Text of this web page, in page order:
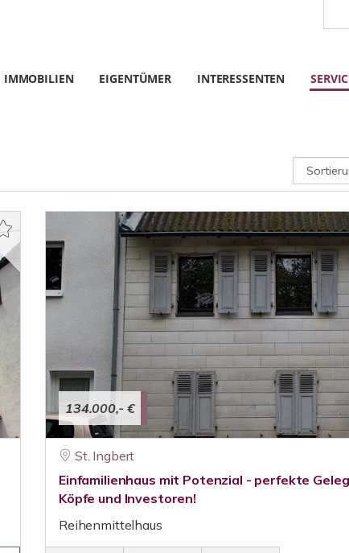
IMMOBILIEN EIGENTÜMER INTERESSENTEN
134.000,- €
St. Ingbert
Einfamilienhaus mit Potenzial - perfekte
Köpfe und Investoren!
Reihenmittelhaus